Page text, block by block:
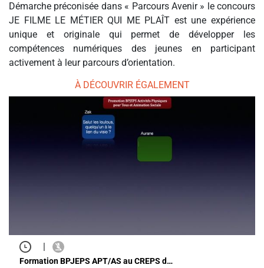
Démarche préconisée dans « Parcours Avenir » le concours
JE FILME LE MÉTIER QUI ME PLAÎT est une expérience
unique et originale qui permet de développer les
compétences numériques des jeunes en participant
activement à leur parcours d’orientation.
À DÉCOUVRIR ÉGALEMENT
|
Formation BPJEPS APT/AS au CREPS d…